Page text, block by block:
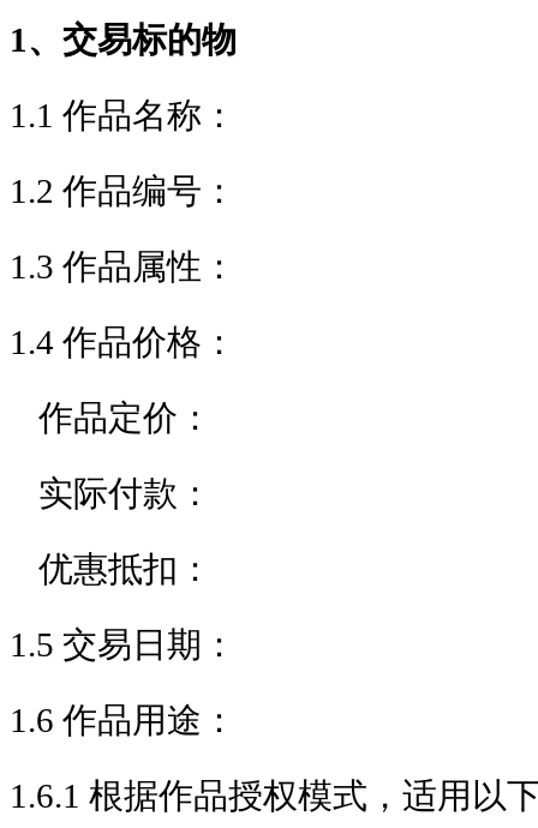
1、交易标的物
1.1 作品名称：
1.2 作品编号：
1.3 作品属性：
1.4 作品价格：
作品定价：
实际付款：
优惠抵扣：
1.5 交易日期：
1.6 作品用途：
1.6.1 根据作品授权模式，适用以